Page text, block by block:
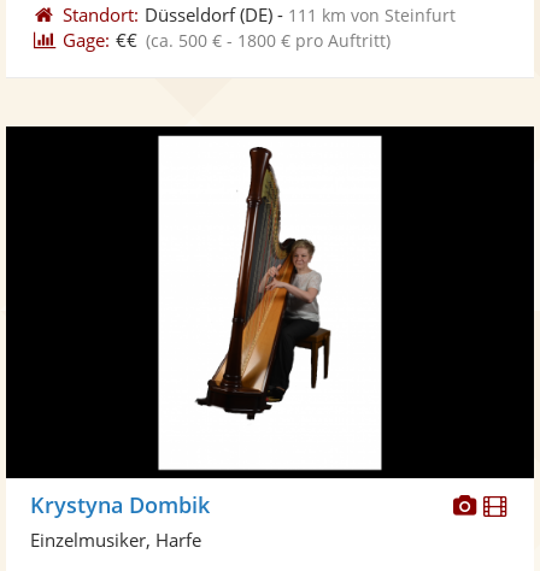
Standort: Düsseldorf(DE) - 111 km von Steinfurt
Gage: €€ (ca. 500 € - 1800 € pro Auftritt)
Krystyna Dombik
Einzelmusiker, Harfe